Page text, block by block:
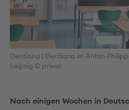
Gentiana | Gentiana im Anton-
Leipzig © privat
Nach einigen Wochen in